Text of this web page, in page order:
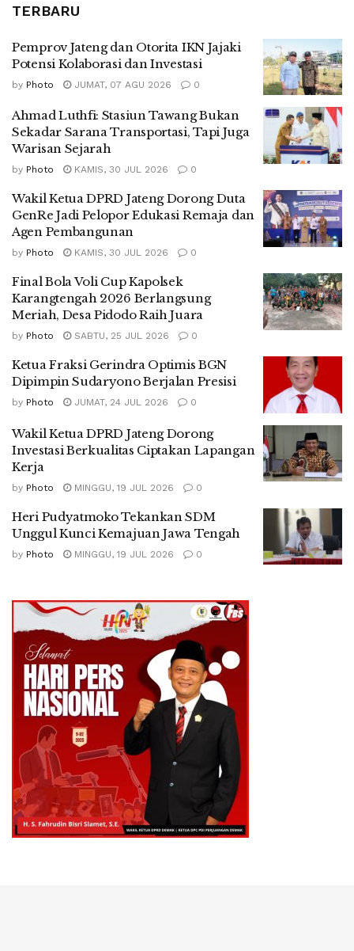
TERBARU
Pemprov Jateng dan Otorita IKN Jajaki
Potensi Kolaborasi dan Investasi
by Photo JUMAT, 07 AGU 2026 0
Ahmad Luthfi: Stasiun Tawang Bukan
Sekadar Sarana Transportasi, Tapi Juga
Warisan Sejarah
by Photo KAMIS, 30 JUL 2026 0
Wakil Ketua DPRD Jateng Dorong Duta
GenRe Jadi Pelopor Edukasi Remaja dan
Agen Pembangunan
by Photo KAMIS, 30 JUL 2026 0
Final Bola Voli Cup Kapolsek
Karangtengah 2026 Berlangsung
Meriah, Desa Pidodo Raih Juara
by Photo SABTU, 25 JUL 2026 0
Ketua Fraksi Gerindra Optimis BGN
Dipimpin Sudaryono Berjalan Presisi
by Photo JUMAT, 24 JUL 2026 0
Wakil Ketua DPRD Jateng Dorong
Investasi Berkualitas Ciptakan Lapangan
Kerja
by Photo MINGGU, 19 JUL 2026 0
Heri Pudyatmoko Tekankan SDM
Unggul Kunci Kemajuan Jawa Tengah
by Photo MINGGU, 19 JUL 2026 0